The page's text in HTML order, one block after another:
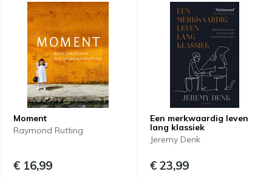
Moment
Raymond Rutting
€ 16,99
Een merkwaardig leven
lang klassiek
Jeremy Denk
€ 23,99